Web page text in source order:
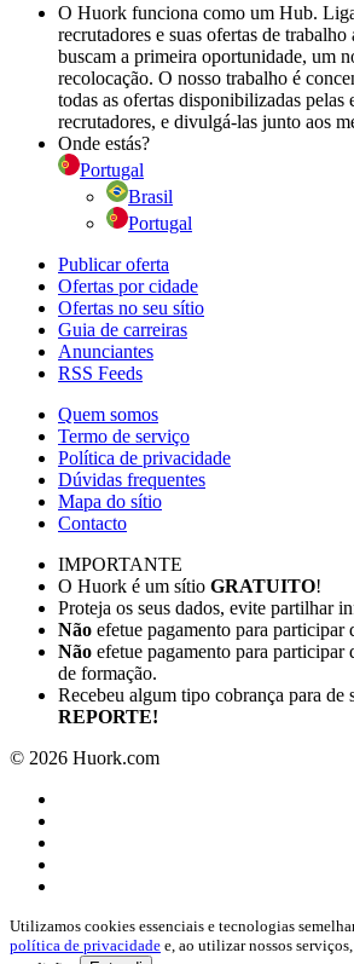
O Huork funciona como um Hub.
recrutadores e suas ofertas de
buscam a primeira oportunidade, um
recolocação. O nosso trabalho é
todas as ofertas disponibilizadas pelas
recrutadores, e divulgá-las junto aos
Onde estás?
Portugal
Brasil
Portugal
Publicar oferta
Ofertas por cidade
Ofertas no seu sítio
Guia de carreiras
Anunciantes
RSS Feeds
Quem somos
Termo de serviço
Política de privacidade
Dúvidas frequentes
Mapa do sítio
Contacto
IMPORTANTE
O Huork é um sítio GRATUITO!
Proteja os seus dados, evite partilhar
Não efetue pagamento para participar
Não efetue pagamento para
de formação.
Recebeu algum tipo cobrança para de
REPORTE!
© 2026 Huork.com
Utilizamos cookies essenciais e tecnologias
política de privacidade e, ao utilizar nossos